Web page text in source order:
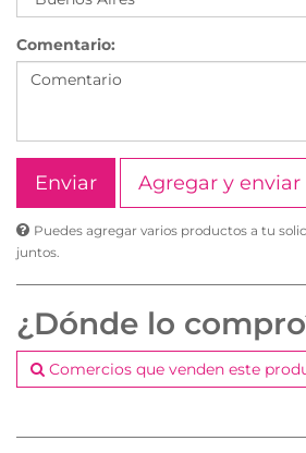
Comentario:
Agregar y
Puedes agregar varios productos a tu
juntos.
¿Dónde lo
Comercios que venden este